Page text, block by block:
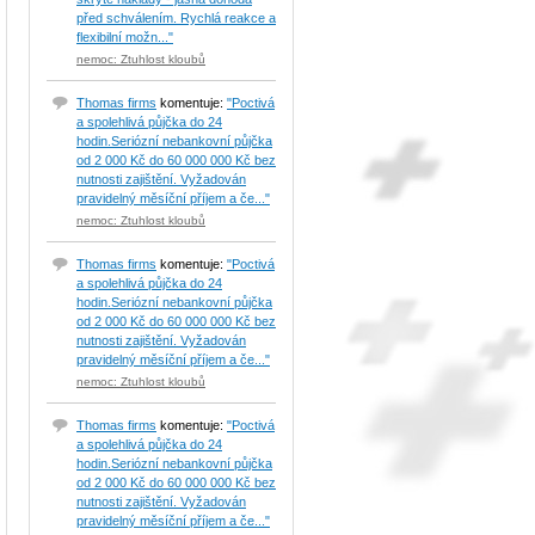
před schválením. Rychlá reakce a
flexibilní možn..."
nemoc: Ztuhlost kloubů
Thomas firms komentuje: "Poctivá
a spolehlivá půjčka do 24
hodin.Seriózní nebankovní půjčka
od 2 000 Kč do 60 000 000 Kč bez
nutnosti zajištění. Vyžadován
pravidelný měsíční příjem a če..."
nemoc: Ztuhlost kloubů
Thomas firms komentuje: "Poctivá
a spolehlivá půjčka do 24
hodin.Seriózní nebankovní půjčka
od 2 000 Kč do 60 000 000 Kč bez
nutnosti zajištění. Vyžadován
pravidelný měsíční příjem a če..."
nemoc: Ztuhlost kloubů
Thomas firms komentuje: "Poctivá
a spolehlivá půjčka do 24
hodin.Seriózní nebankovní půjčka
od 2 000 Kč do 60 000 000 Kč bez
nutnosti zajištění. Vyžadován
pravidelný měsíční příjem a če..."